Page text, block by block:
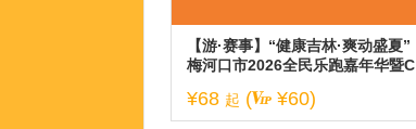
【游·赛事】“健康吉林·爽动盛夏”
梅河口市2026全民乐跑嘉年华暨C
¥68 起 ( ¥60)